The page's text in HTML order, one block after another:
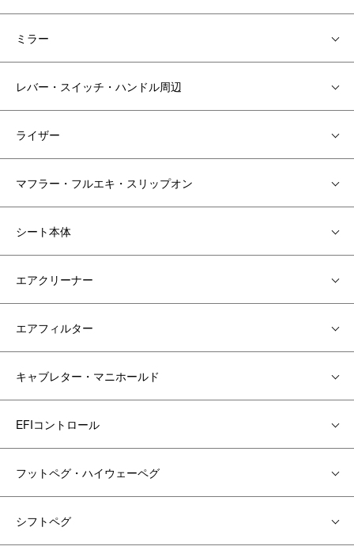
ミラー
レバー・スイッチ・ハンドル周辺
ライザー
マフラー・フルエキ・スリップオン
シート本体
エアクリーナー
エアフィルター
キャブレター・マニホールド
EFIコントロール
フットペグ・ハイウェーペグ
シフトペグ